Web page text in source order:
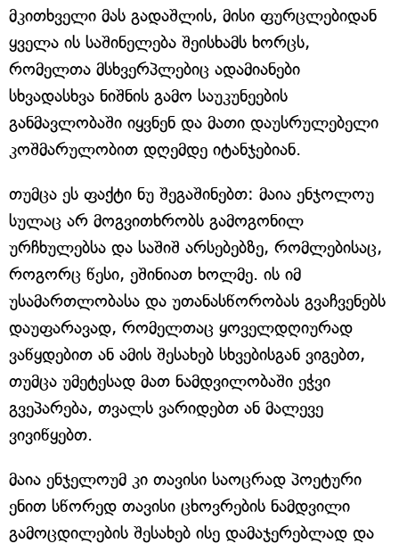
მკითხველი მას გადაშლის, მისი ფურცლებიდან
ყველა ის საშინელება შეისხამს ხორცს,
რომელთა მსხვერპლებიც ადამიანები
სხვადასხვა ნიშნის გამო საუკუნეების
განმავლობაში იყვნენ და მათი დაუსრულებელი
კოშმარულობით დღემდე იტანჯებიან.
თუმცა ეს ფაქტი ნუ შეგაშინებთ: მაია ენჯოლოუ
სულაც არ მოგვითხრობს გამოგონილ
ურჩხულებსა და საშიშ არსებებზე, რომლებისაც,
როგორც წესი, ეშინიათ ხოლმე. ის იმ
უსამართლობასა და უთანასწორობას გვაჩვენებს
დაუფარავად, რომელთაც ყოველდღიურად
ვაწყდებით ან ამის შესახებ სხვებისგან ვიგებთ,
თუმცა უმეტესად მათ ნამდვილობაში ეჭვი
გვეპარება, თვალს ვარიდებთ ან მალევე
ვივიწყებთ.
მაია ენჯელოუმ კი თავისი საოცრად პოეტური
ენით სწორედ თავისი ცხოვრების ნამდვილი
გამოცდილების შესახებ ისე დამაჯერებლად და